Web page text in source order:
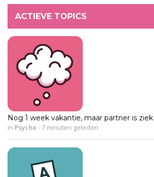
ACTIEVE TOPICS
Nog 1 week vakantie, maar partner is ziek
in Psyche - 7 minuten geleden